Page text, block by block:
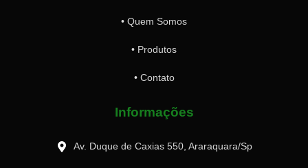
• Quem Somos
• Produtos
• Contato
Informações
Av. Duque de Caxias 550, Araraquara/Sp